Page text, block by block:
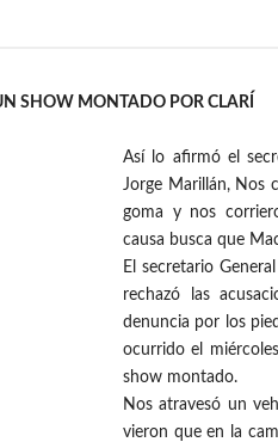
SHOW MONTADO POR CLARÍ
Así lo afirmó el
Jorge Marillán, Nos
goma y nos
causa busca que
El secretario
rechazó las
denuncia por los
ocurrido el
show montado.
Nos atravesó un
vieron que en la